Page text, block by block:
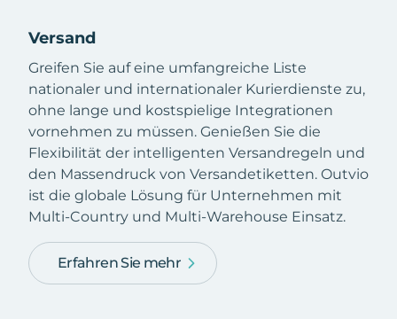
Versand
Greifen Sie auf eine umfangreiche Liste
nationaler und internationaler Kurierdienste zu,
ohne lange und kostspielige Integrationen
vornehmen zu müssen. Genießen Sie die
Flexibilität der intelligenten Versandregeln und
den Massendruck von Versandetiketten. Outvio
ist die globale Lösung für Unternehmen mit
Multi-Country und Multi-Warehouse Einsatz.
Erfahren Sie mehr